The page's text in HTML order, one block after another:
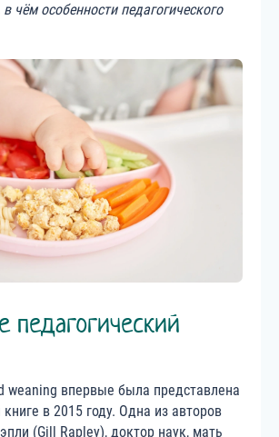
чём особенности педагогического
педагогический
weaning впервые была представлена
в 2015 году. Одна из авторов
(Gill Rapley), доктор наук, мать